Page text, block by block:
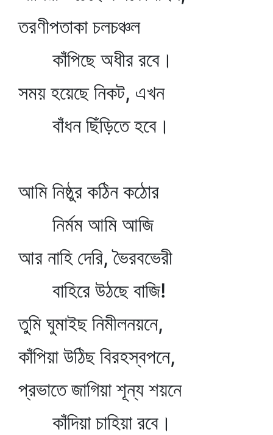
তরণীপতাকা চলচঞ্চল
কাঁপিছে অধীর রবে।
সময় হয়েছে নিকট, এখন
বাঁধন ছিঁড়িতে হবে।
আমি নিষ্ঠুর কঠিন কঠোর
নির্মম আমি আজি
আর নাহি দেরি, ভৈরবভেরী
বাহিরে উঠছে বাজি!
তুমি ঘুমাইছ নিমীলনয়নে,
কাঁপিয়া উঠিছ বিরহস্বপনে,
প্রভাতে জাগিয়া শূন্য শয়নে
কাঁদিয়া চাহিয়া রবে।